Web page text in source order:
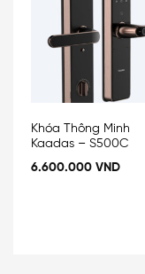
Khóa Thông Minh
Kaadas – S500C
6.600.000 VND